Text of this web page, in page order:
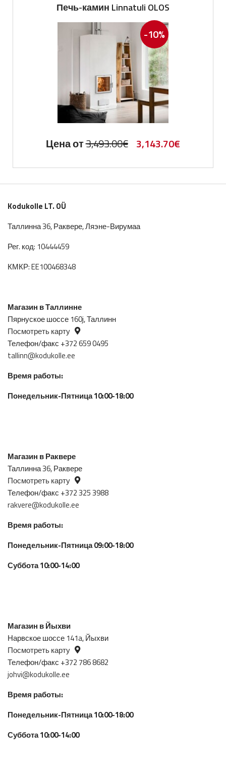
416.00€.
Печь-камин Linnatuli OLOS
-10%
Цена от3,493.00€ Первоначальная
3,143.70€
Kodukolle LT. OÜ
Таллинна 36, Раквере, Ляэне-Вирумаа
Рег. код: 10444459
КМКР: EE100468348
Магазин в Таллинне
Пярнуское шоссе 160j, Таллинн
Посмотреть карту
Телефон/факс +372 659 0495
tallinn@kodukolle.ee
Время работы:
Понедельник-Пятница 10:00-18:00
Магазин в Раквере
Таллинна 36, Раквере
Посмотреть карту
Телефон/факс +372 325 3988
rakvere@kodukolle.ee
Время работы:
Понедельник-Пятница 09:00-18:00
Суббота 10:00-14:00
Магазин в Йыхви
Нарвское шоссе 141a, Йыхви
Посмотреть карту
Телефон/факс +372 786 8682
johvi@kodukolle.ee
Время работы:
Понедельник-Пятница 10:00-18:00
Суббота 10:00-14:00